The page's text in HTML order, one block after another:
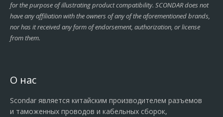
for the purpose of illustrating product compatibility. SCONDAR does not
have any affiliation with the owners of any of the aforementioned brands,
nor has it received any form of endorsement, authorization, or license
from them.
О нас
Scondar является китайским производителем разъемов
и таможенных проводов и кабельных сборок,